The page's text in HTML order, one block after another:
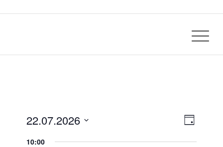
Views
Event
Views
Päeva
22.07.2026
10:00